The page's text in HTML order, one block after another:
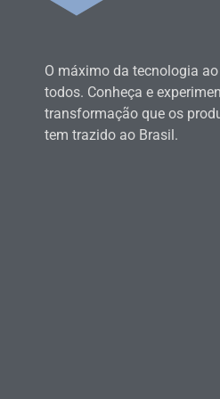
O máximo da tecnologia
todos. Conheça e
transformação que os
tem trazido ao Brasil.